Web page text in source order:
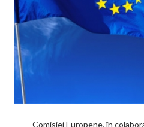
Comisiei Europene, în